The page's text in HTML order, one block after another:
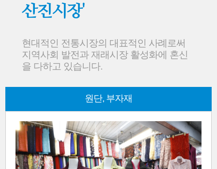
산진시장'
현대적인 전통시장의 대표적인 사례로써
지역사회 발전과 재래시장 활성화에 혼신
을 다하고 있습니다.
원단, 부자재